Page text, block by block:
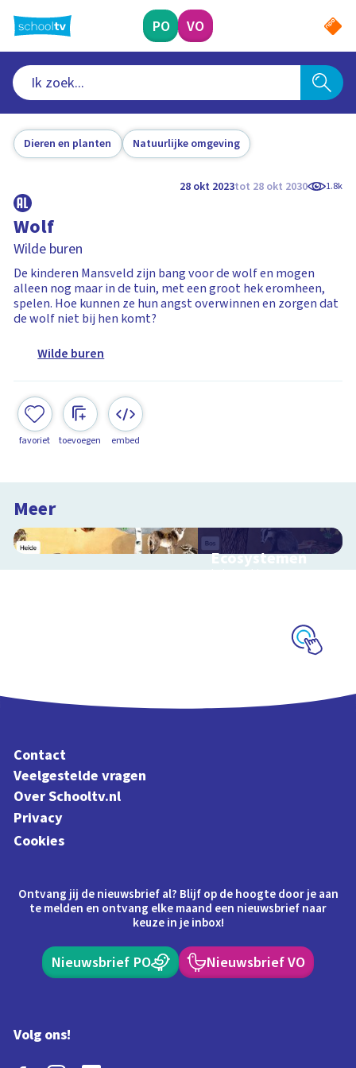
naar
hoofdinhoud
PO VO
Dieren en planten Natuurlijke omgeving
28 okt 2023tot 28 okt 2030 1.8k
Wolf
Wilde buren
De kinderen Mansveld zijn bang voor de wolf en mogen
alleen nog maar in de tuin, met een groot hek eromheen,
spelen. Hoe kunnen ze hun angst overwinnen en zorgen dat
de wolf niet bij hen komt?
Wilde buren
favoriet toevoegen embed
Meer
Ecosystemen
Interactieve
Contact
Veelgestelde vragen
Over Schooltv.nl
Privacy
Cookies
Ontvang jij de nieuwsbrief al? Blijf op de hoogte door je aan
te melden en ontvang elke maand een nieuwsbrief naar
keuze in je inbox!
Nieuwsbrief PO Nieuwsbrief VO
Volg ons!